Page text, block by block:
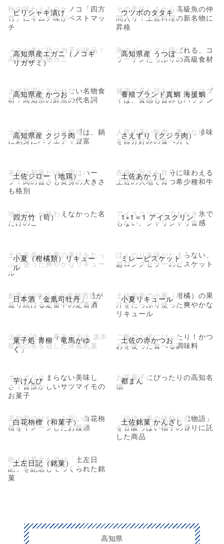
ピリシャキ漬け
秋の味わえるタケノコ「四方
竹」にキムチ味がベストマッ
チ
ウツボのタタキ
その美味しさから高級魚の仲
間入り！土佐料理の新名物に
昇格
高知県産エガニ（ノコギ
リガザミ）
メスが冬に持つ内子が絶品！
高知県の名物カニ
高知県産 うつぼ
海のギャングと呼ばれる、コ
ラーゲンたっぷりの高級食材
高知県産 かつお
土佐料理に欠かせない名物食
材！高知県の鮮魚の代名詞
養殖ブランド真鯛 海援鯛
健康で見た目もキレイなマダ
イは、食感も旨みもバツグン
高知県産 クジラ肉
土佐名物・クジラ料理は、鍋
に刺身にバラエティ豊富
さえずり（クジラ肉）
人気の高い鯨肉。希少な珍味
を自分好みの食べ方で
土佐ジロー（地鶏）
名前は和風だけど実はハー
フ！肉の旨さも黄身の大きさ
も格別
土佐あかうし
赤身の旨さを存分に味わえる
土佐の大地で育つ希少種和牛
四方竹（筍）
地元でしか味わえなかった名
たけのこ
1×1＝1 アイスクリン
アイスクリームでもかき氷で
もない、シャリシャリ食感
小夏（柑橘類）リキュー
ル
土佐市産の小夏の果汁をたっ
ぷり使った爽やかなリキュー
ル
ミレービスケット
ほんのり塩味がたまらない、
超ロングセラーのビスケット
日本酒「金凰司牡丹」
創業400年以上の老舗酒造が
造り続ける定番中の定番酒
小夏リキュール
土佐市産の小夏（柑橘）の果
汁をたっぷり使った爽やかな
リキュール
菓子処 青柳「竜馬がゆ
く」
土佐が誇る、幕末の志士 坂本
龍馬の名を冠した洋風乳菓
土佐の赤かつお
ご飯のお供にぴったり！かつ
おを使った食べる調味料
芋けんぴ
ポリポリ止まらない美味し
さ！昔懐かしいサツマイモの
お菓子
都まん
お茶菓子にぴったりの高知名
物
白花栴檀（和菓子）
高知県ではなじみ深い白花栴
檀をイメージしたお饅頭
土佐銘菓 かんざし
「純信お馬の純粋な恋物語」
を甘酸っぱい柚子の香りに託
した商品
土左日記（銘菓）
歌人紀貫之を偲び「土左日
記」を記念してつくられた銘
菓
高知県